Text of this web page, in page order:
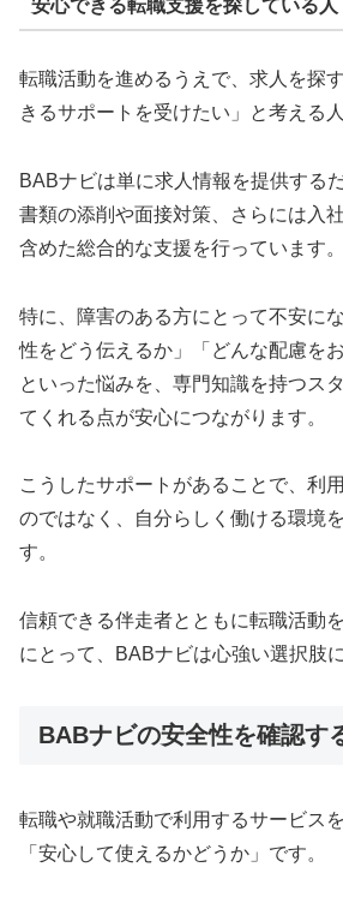
安心できる転職支援を探している人
転職活動を進めるうえで、求人を探
きるサポートを受けたい」と考える
BABナビは単に求人情報を提供する
書類の添削や面接対策、さらには入
含めた総合的な支援を行っています。
特に、障害のある方にとって不安に
性をどう伝えるか」「どんな配慮を
といった悩みを、専門知識を持つス
てくれる点が安心につながります。
こうしたサポートがあることで、利
のではなく、自分らしく働ける環境
す。
信頼できる伴走者とともに転職活動
にとって、BABナビは心強い選択肢
BABナビの安全性を確認す
転職や就職活動で利用するサービス
「安心して使えるかどうか」です。